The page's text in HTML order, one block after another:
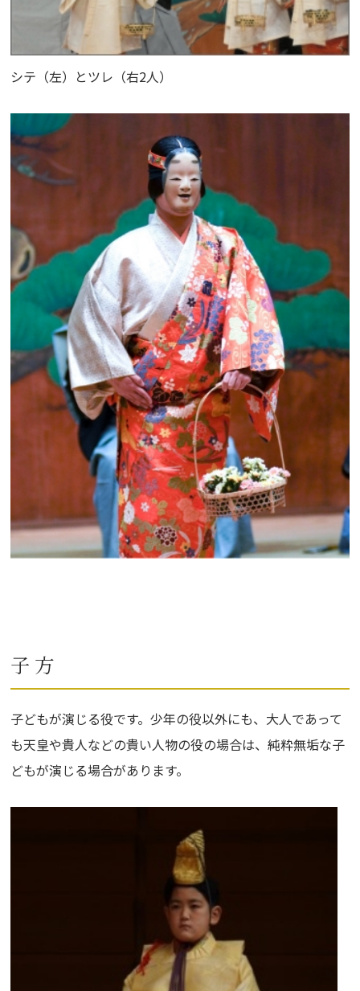
シテ（左）とツレ（右2人）
子 方
子どもが演じる役です。少年の役以外にも、大人であって
も天皇や貴人などの貴い人物の役の場合は、純粋無垢な子
どもが演じる場合があります。